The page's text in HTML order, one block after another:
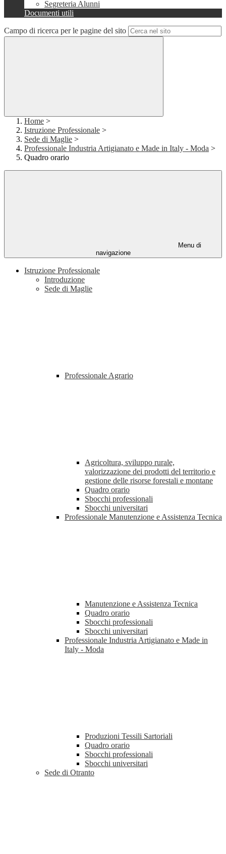
Segreteria Alunni
Documenti utili
Campo di ricerca per le pagine del sito
Home >
Istruzione Professionale >
Sede di Maglie >
Professionale Industria Artigianato e Made in Italy - Moda >
Quadro orario
Menu di
navigazione
Istruzione Professionale
Introduzione
Sede di Maglie
Professionale Agrario
Agricoltura, sviluppo rurale,
valorizzazione dei prodotti del territorio e
gestione delle risorse forestali e montane
Quadro orario
Sbocchi professionali
Sbocchi universitari
Professionale Manutenzione e Assistenza Tecnica
Manutenzione e Assistenza Tecnica
Quadro orario
Sbocchi professionali
Sbocchi universitari
Professionale Industria Artigianato e Made in
Italy - Moda
Produzioni Tessili Sartoriali
Quadro orario
Sbocchi professionali
Sbocchi universitari
Sede di Otranto